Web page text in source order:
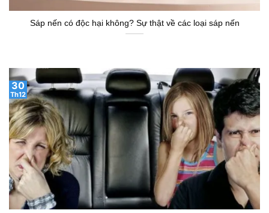
Sáp nến có độc hại không? Sự thật về các loại sáp nến
30
Th12